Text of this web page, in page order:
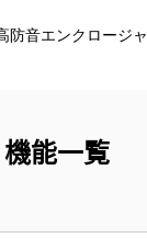
防音エンクロージャ
機能一覧